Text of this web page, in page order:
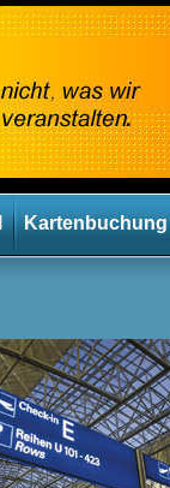
Kartenbuchung